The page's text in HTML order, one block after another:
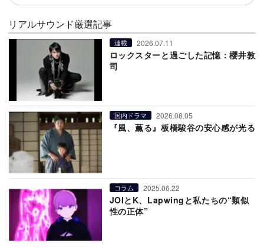
リアルサウンド厳選記事
連載 2026.07.11
ロックスターと過ごした記憶：櫻井敦
司
国内ドラマ 2026.08.05
『風、薫る』板橋駿谷の安心感が光る
コラム 2025.06.22
JOIとK、Lapwingと私たちの“類似
性の正体”